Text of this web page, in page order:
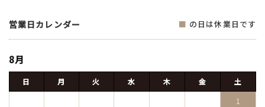
営業日カレンダー ■ の日は休業日です
8月
日 月 火 水 木 金
土
1